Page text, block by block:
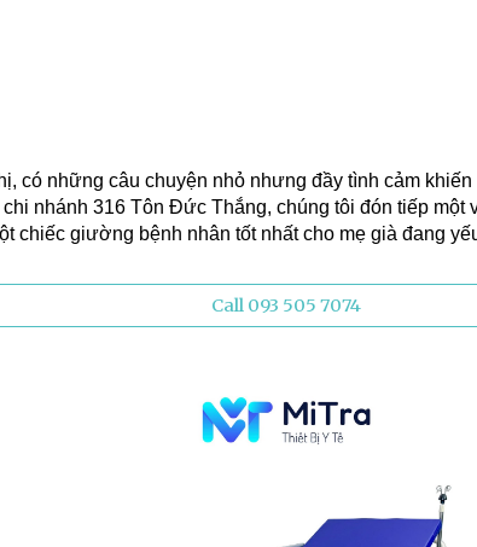
có những câu chuyện nhỏ nhưng đầy tình cảm
chi nhánh 316 Tôn Đức Thắng, chúng tôi đón tiếp
chiếc giường bệnh nhân tốt nhất cho mẹ già đang
Call 093 505 7074